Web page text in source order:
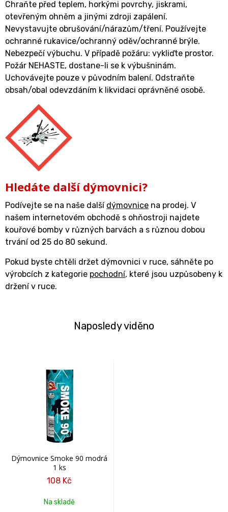
Chraňte před teplem, horkými povrchy, jiskrami,
otevřeným ohněm a jinými zdroji zapálení.
Nevystavujte obrušování/nárazům/tření. Používejte
ochranné rukavice/ochranný oděv/ochranné brýle.
Nebezpečí výbuchu. V případě požáru: vykliďte prostor.
Požár NEHASTE, dostane-li se k výbušninám.
Uchovávejte pouze v původním balení. Odstraňte
obsah/obal odevzdáním k likvidaci oprávněné osobě.
Hledáte další dýmovnici?
Podívejte se na naše další dýmovnice na prodej. V
našem internetovém obchodě s ohňostroji najdete
kouřové bomby v různých barvách a s různou dobou
trvání od 25 do 80 sekund.
Pokud byste chtěli držet dýmovnici v ruce, sáhněte po
výrobcích z kategorie pochodní, které jsou uzpůsobeny k
držení v ruce.
Naposledy viděno
Dýmovnice Smoke 90 modrá
1 ks
108 Kč
Na skladě